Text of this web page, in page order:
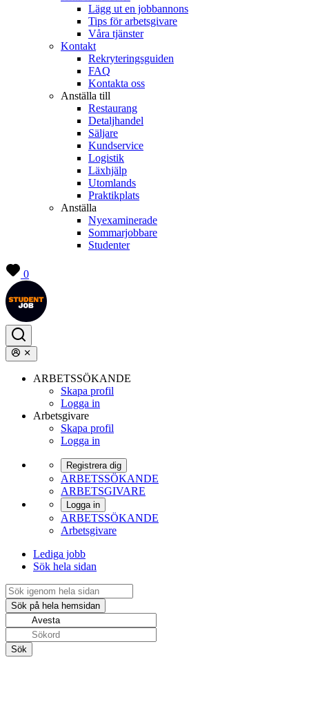
Lägg ut en jobbannons
Tips för arbetsgivare
Våra tjänster
Kontakt
Rekryteringsguiden
FAQ
Kontakta oss
Anställa till
Restaurang
Detaljhandel
Säljare
Kundservice
Logistik
Läxhjälp
Utomlands
Praktikplats
Anställa
Nyexaminerade
Sommarjobbare
Studenter
0
ARBETSSÖKANDE
Skapa profil
Logga in
Arbetsgivare
Skapa profil
Logga in
Registrera dig
ARBETSSÖKANDE
ARBETSGIVARE
Logga in
ARBETSSÖKANDE
Arbetsgivare
Lediga jobb
Sök hela sidan